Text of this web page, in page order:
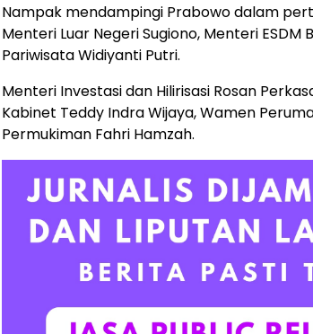
Nampak mendampingi Prabowo dalam
Menteri Luar Negeri Sugiono, Menteri ESDM
Pariwisata Widiyanti Putri.
Menteri Investasi dan Hilirisasi Rosan
Kabinet Teddy Indra Wijaya, Wamen
Permukiman Fahri Hamzah.